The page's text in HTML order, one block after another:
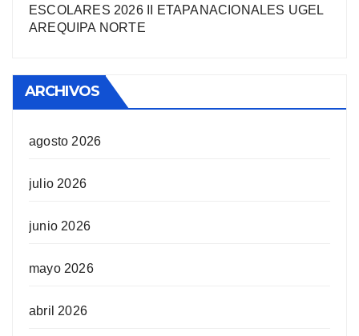
ESCOLARES 2026 II ETAPANACIONALES UGEL
AREQUIPA NORTЕ
ARCHIVOS
agosto 2026
julio 2026
junio 2026
mayo 2026
abril 2026